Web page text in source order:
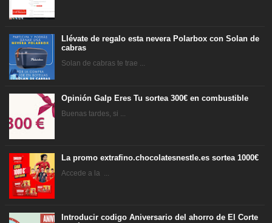
Llévate de regalo esta nevera Polarbox con Solan de
cabras
Solan de cabras te trae ...
Opinión Galp Eres Tu sortea 300€ en combustible
Buenas tardes, si ...
La promo extrafino.chocolatesnestle.es sortea 1000€
Accede a la ...
Introducir codigo Aniversario del ahorro de El Corte